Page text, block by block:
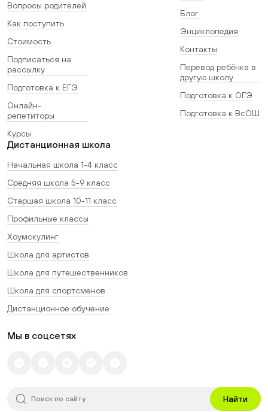
Вопросы родителей
Как поступить
Стоимость
Подписаться на
рассылку
Подготовка к ЕГЭ
Онлайн-
репетиторы
Курсы
Блог
Энциклопедия
Контакты
Перевод ребёнка в
другую школу
Подготовка к ОГЭ
Подготовка к ВсОШ
Дистанционная школа
Начальная школа 1-4 класс
Средняя школа 5-9 класс
Старшая школа 10-11 класс
Профильные классы
Хоумскулинг
Школа для артистов
Школа для путешественников
Школа для спортсменов
Дистанционное обучение
Мы в соцсетях
Найти